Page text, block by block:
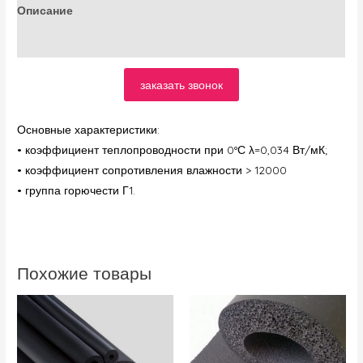
Описание
заказать звонок
Основные характеристики:
• коэффициент теплопроводности при 0°С λ=0,034 Вт/мК;
• коэффициент сопротивления влажности > 12000
• группа горючести Г1.
Похожие товары